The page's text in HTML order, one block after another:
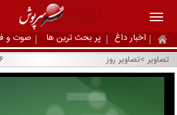
اخبار داغ پر بحث ترین ها صوت و
تصاویر >تصاویر روز